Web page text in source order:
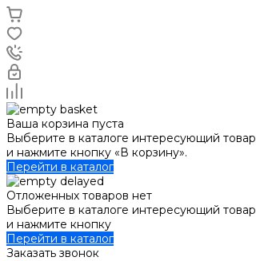
Ваша корзина пуста
Выберите в каталоге интересующий товар
и нажмите кнопку «В корзину».
Перейти в каталог
Отложенных товаров нет
Выберите в каталоге интересующий товар
и нажмите кнопку
Перейти в каталог
Заказать звонок